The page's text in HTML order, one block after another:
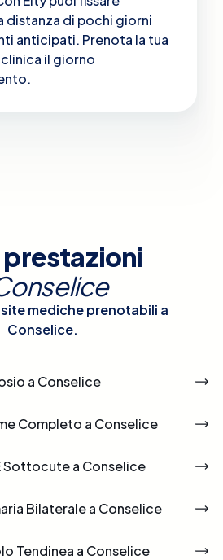
distanza di pochi giorni
anticipati. Prenota la tua
il giorno
mediche prenotabili a
Conselice.
a Conselice
Completo a Conselice
Sottocute a Conselice
Bilaterale a Conselice
Tendinea a Conselice